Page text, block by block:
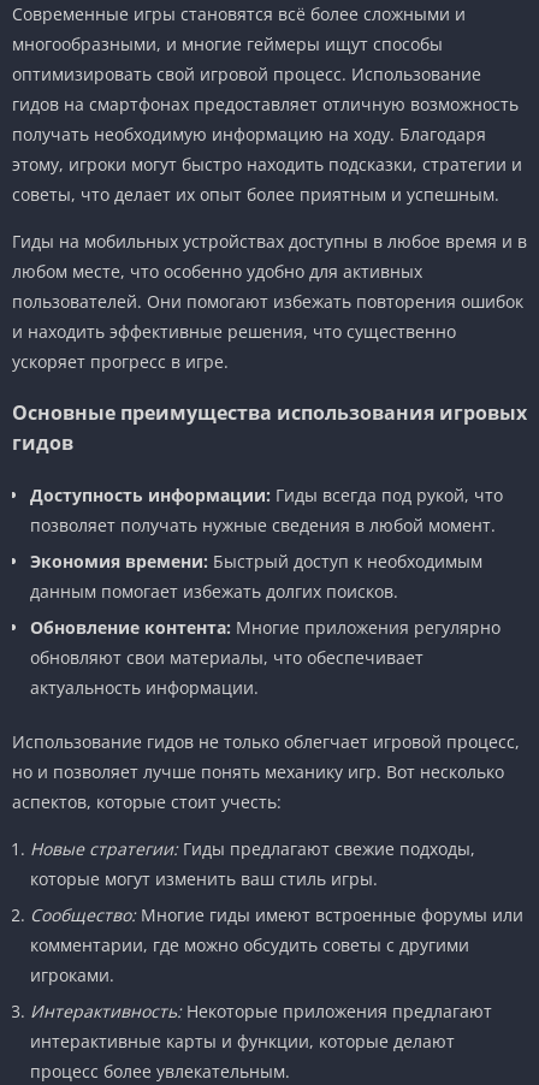
Современные игры становятся всё более сложными и
многообразными, и многие геймеры ищут способы
оптимизировать свой игровой процесс. Использование
гидов на смартфонах предоставляет отличную возможность
получать необходимую информацию на ходу. Благодаря
этому, игроки могут быстро находить подсказки, стратегии и
советы, что делает их опыт более приятным и успешным.
Гиды на мобильных устройствах доступны в любое время и в
любом месте, что особенно удобно для активных
пользователей. Они помогают избежать повторения ошибок
и находить эффективные решения, что существенно
ускоряет прогресс в игре.
Основные преимущества использования игровых
гидов
Доступность информации: Гиды всегда под рукой, что
позволяет получать нужные сведения в любой момент.
Экономия времени: Быстрый доступ к необходимым
данным помогает избежать долгих поисков.
Обновление контента: Многие приложения регулярно
обновляют свои материалы, что обеспечивает
актуальность информации.
Использование гидов не только облегчает игровой процесс,
но и позволяет лучше понять механику игр. Вот несколько
аспектов, которые стоит учесть:
Новые стратегии:Гиды предлагают свежие подходы,
которые могут изменить ваш стиль игры.
Сообщество:Многие гиды имеют встроенные форумы или
комментарии, где можно обсудить советы с другими
игроками.
Интерактивность:Некоторые приложения предлагают
интерактивные карты и функции, которые делают
процесс более увлекательным.